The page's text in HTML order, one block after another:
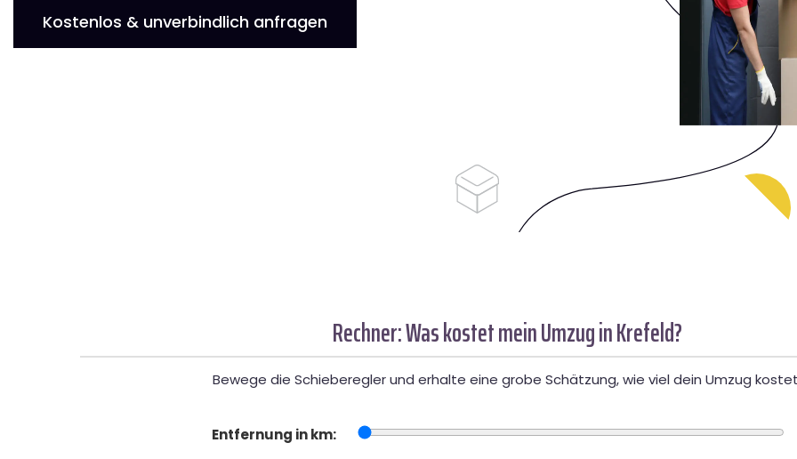
Kostenlos & unverbindlich anfragen
Rechner: Was kostet mein Umzug in Krefeld?
Bewege die Schieberegler und erhalte eine grobe Schätzung, wie viel dein Umzug
Entfernung in km: